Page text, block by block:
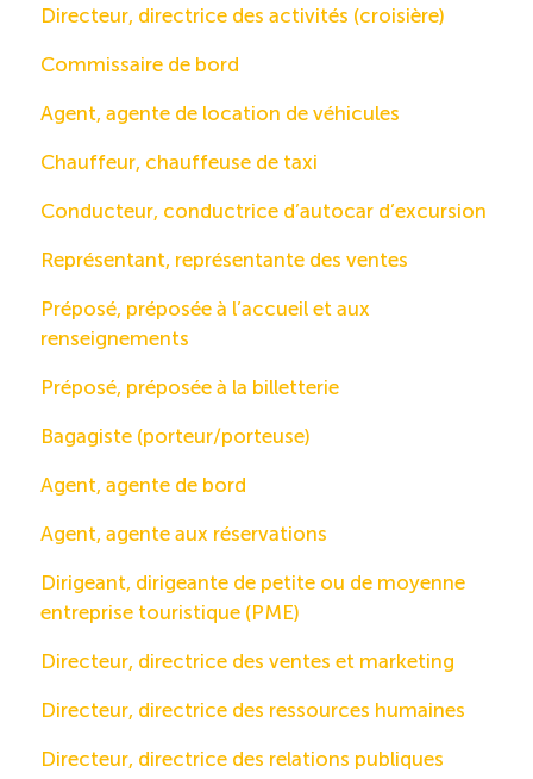
Directeur, directrice des activités (croisière)
Commissaire de bord
Agent, agente de location de véhicules
Chauffeur, chauffeuse de taxi
Conducteur, conductrice d’autocar d’excursion
Représentant, représentante des ventes
Préposé, préposée à l’accueil et aux
renseignements
Préposé, préposée à la billetterie
Bagagiste (porteur/porteuse)
Agent, agente de bord
Agent, agente aux réservations
Dirigeant, dirigeante de petite ou de moyenne
entreprise touristique (PME)
Directeur, directrice des ventes et marketing
Directeur, directrice des ressources humaines
Directeur, directrice des relations publiques